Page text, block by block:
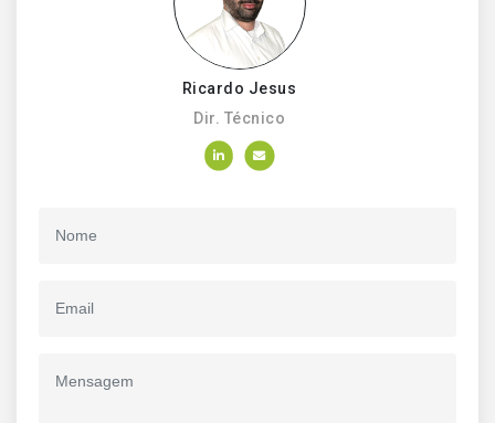
Ricardo Jesus
Dir. Técnico